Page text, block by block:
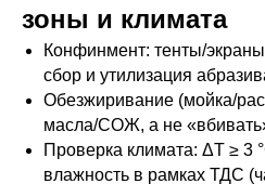
зоны и климата
Конфинмент: тенты/
сбор и утилизация
Обезжиривание (мойка/
масла/СОЖ, а не
Проверка климата: ΔT ≥ 3
влажность в рамках ТДС